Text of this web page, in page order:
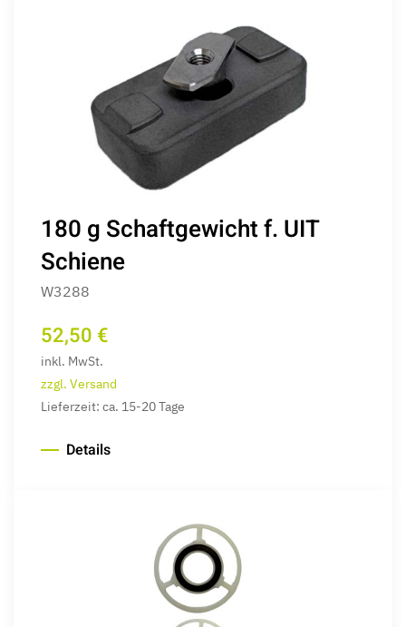
180 g Schaftgewicht f. UIT
Schiene
W3288
52,50 €
inkl. MwSt.
zzgl. Versand
Lieferzeit: ca. 15-20 Tage
Details